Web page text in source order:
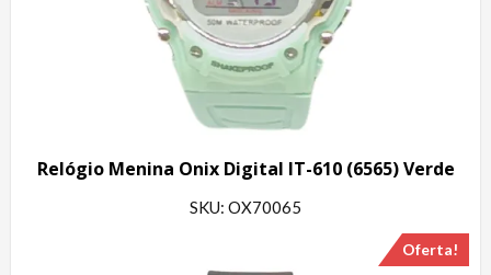
Relógio Menina Onix Digital IT-610 (6565) Verde
SKU: OX70065
Oferta!